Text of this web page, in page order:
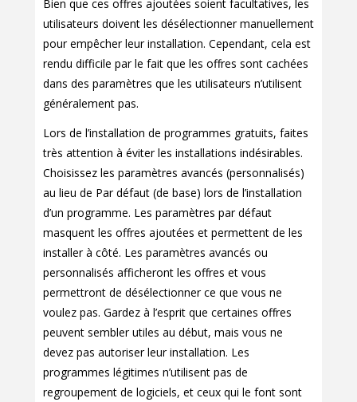
Bien que ces offres ajoutées soient facultatives, les
utilisateurs doivent les désélectionner manuellement
pour empêcher leur installation. Cependant, cela est
rendu difficile par le fait que les offres sont cachées
dans des paramètres que les utilisateurs n’utilisent
généralement pas.
Lors de l’installation de programmes gratuits, faites
très attention à éviter les installations indésirables.
Choisissez les paramètres avancés (personnalisés)
au lieu de Par défaut (de base) lors de l’installation
d’un programme. Les paramètres par défaut
masquent les offres ajoutées et permettent de les
installer à côté. Les paramètres avancés ou
personnalisés afficheront les offres et vous
permettront de désélectionner ce que vous ne
voulez pas. Gardez à l’esprit que certaines offres
peuvent sembler utiles au début, mais vous ne
devez pas autoriser leur installation. Les
programmes légitimes n’utilisent pas de
regroupement de logiciels, et ceux qui le font sont